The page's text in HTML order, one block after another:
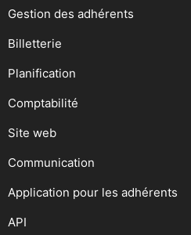
Gestion des adhérents
Billetterie
Planification
Comptabilité
Site web
Communication
Application pour les adhérents
API